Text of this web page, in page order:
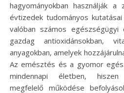
hagyományokban használják
évtizedek tudományos
valóban számos
gazdag antioxidánsokban,
anyagokban, amelyek
Az emésztés és a gyomor
mindennapi életben,
megfelelő működése